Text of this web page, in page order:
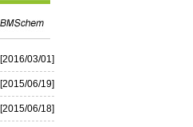
[2016/03/01]
[2015/06/19]
[2015/06/18]